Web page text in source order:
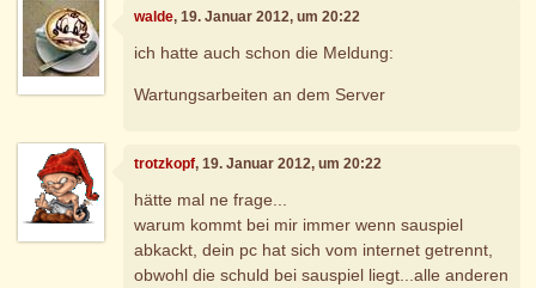
walde, 19. Januar 2012, um 20:22
ich hatte auch schon die Meldung:
Wartungsarbeiten an dem Server
trotzkopf, 19. Januar 2012, um 20:22
hätte mal ne frage...
warum kommt bei mir immer wenn sauspiel
abkackt, dein pc hat sich vom internet getrennt,
obwohl die schuld bei sauspiel liegt...alle anderen